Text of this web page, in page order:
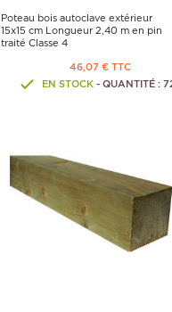
Poteau bois autoclave extérieur
15x15 cm Longueur 2,40 m en pin
traité Classe 4
46,07 € TTC
EN STOCK- QUANTITÉ :